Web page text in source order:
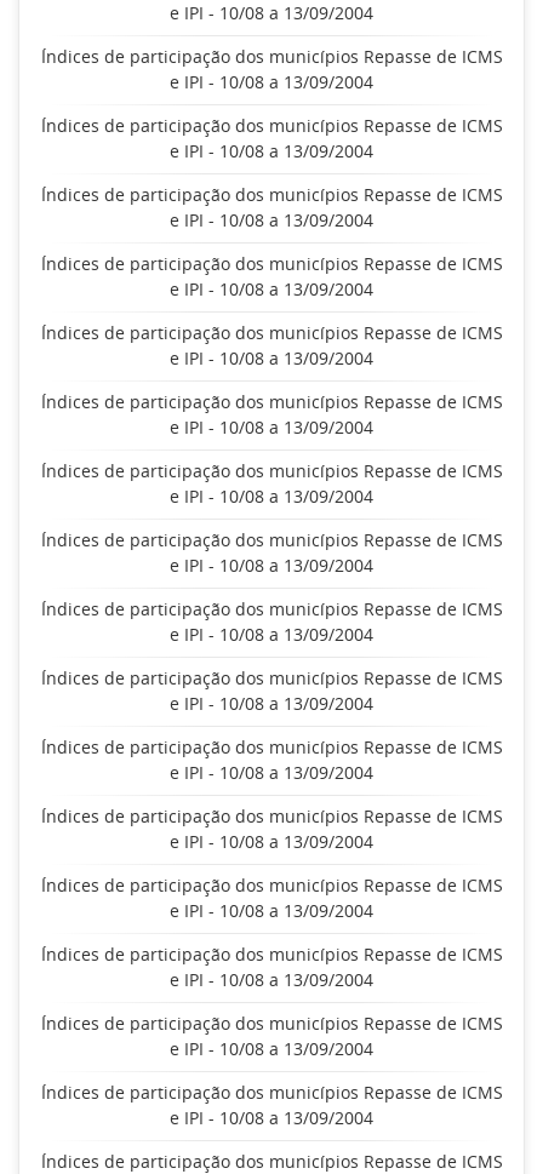
e IPI - 10/08 a 13/09/2004
Índices de participação dos municípios Repasse de ICMS
e IPI - 10/08 a 13/09/2004
Índices de participação dos municípios Repasse de ICMS
e IPI - 10/08 a 13/09/2004
Índices de participação dos municípios Repasse de ICMS
e IPI - 10/08 a 13/09/2004
Índices de participação dos municípios Repasse de ICMS
e IPI - 10/08 a 13/09/2004
Índices de participação dos municípios Repasse de ICMS
e IPI - 10/08 a 13/09/2004
Índices de participação dos municípios Repasse de ICMS
e IPI - 10/08 a 13/09/2004
Índices de participação dos municípios Repasse de ICMS
e IPI - 10/08 a 13/09/2004
Índices de participação dos municípios Repasse de ICMS
e IPI - 10/08 a 13/09/2004
Índices de participação dos municípios Repasse de ICMS
e IPI - 10/08 a 13/09/2004
Índices de participação dos municípios Repasse de ICMS
e IPI - 10/08 a 13/09/2004
Índices de participação dos municípios Repasse de ICMS
e IPI - 10/08 a 13/09/2004
Índices de participação dos municípios Repasse de ICMS
e IPI - 10/08 a 13/09/2004
Índices de participação dos municípios Repasse de ICMS
e IPI - 10/08 a 13/09/2004
Índices de participação dos municípios Repasse de ICMS
e IPI - 10/08 a 13/09/2004
Índices de participação dos municípios Repasse de ICMS
e IPI - 10/08 a 13/09/2004
Índices de participação dos municípios Repasse de ICMS
e IPI - 10/08 a 13/09/2004
Índices de participação dos municípios Repasse de ICMS